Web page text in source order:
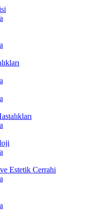
Estetik Cerrahi